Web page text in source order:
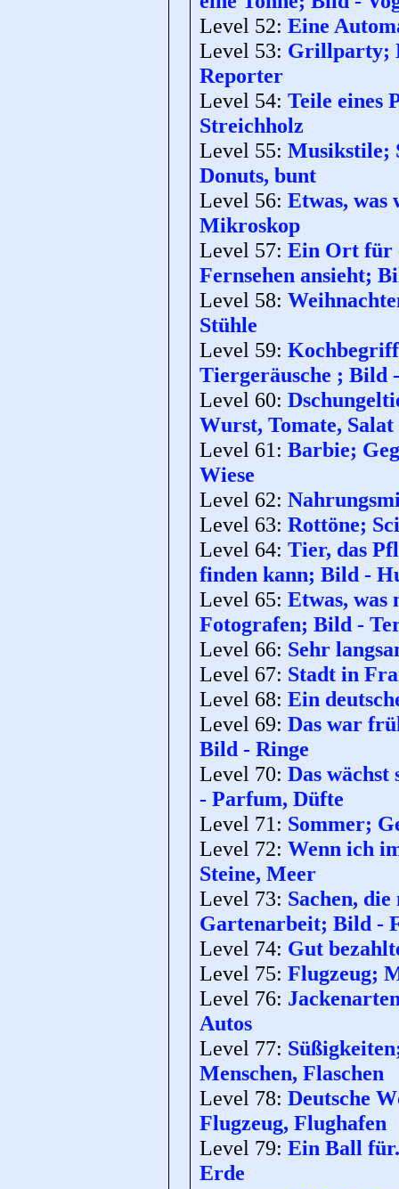
Level 52: Eine
Level 53: Grillparty;
Reporter
Level 54: Teile eines
Streichholz
Level 55: Musikstile;
Donuts, bunt
Level 56: Etwas,
Mikroskop
Level 57: Ein Ort für
Fernsehen ansieht;
Level 58:
Stühle
Level 59:
Tiergeräusche ; Bild
Level 60:
Wurst, Tomate, Salat
Level 61: Barbie;
Wiese
Level 62:
Level 63: Rottöne;
Level 64: Tier, das
finden kann; Bild -
Level 65: Etwas, was
Fotografen; Bild -
Level 66: Sehr
Level 67: Stadt in
Level 68: Ein
Level 69: Das war
Bild - Ringe
Level 70: Das
- Parfum, Düfte
Level 71: Sommer;
Level 72: Wenn ich
Steine, Meer
Level 73: Sachen,
Gartenarbeit; Bild -
Level 74: Gut
Level 75: Flugzeug;
Level 76:
Autos
Level 77:
Menschen, Flaschen
Level 78: Deutsche
Flugzeug, Flughafen
Level 79: Ein Ball
Erde